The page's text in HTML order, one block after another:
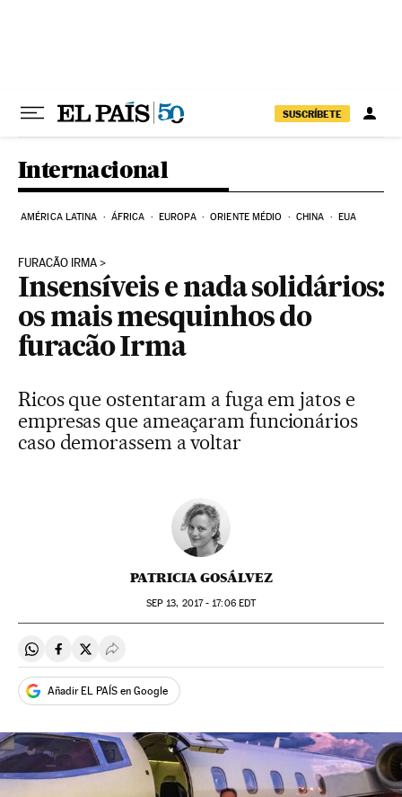
SUSCRÍBETE
Internacional
AMÉRICA LATINA ÁFRICA EUROPA ORIENTE MÉDIO CHINA EUA
FURACÃO IRMA
Insensíveis e nada solidários:
os mais mesquinhos do
furacão Irma
Ricos que ostentaram a fuga em jatos e
empresas que ameaçaram funcionários
caso demorassem a voltar
PATRICIA GOSÁLVEZ
SEP 13, 2017 - 17:06EDT
Compartir en Whatsapp
Compartir en Facebook
Compartir en Twitter
Desplegar Redes Sociales
Añadir EL PAÍS en Google